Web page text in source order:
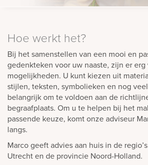
Hoe werkt het?
Bij het samenstellen van een mooi en
gedenkteken voor uw naaste, zijn er erg
mogelijkheden. U kunt kiezen uit
stijlen, teksten, symbolieken en nog
belangrijk om te voldoen aan de
begraafplaats. Om u te helpen bij het
passende keuze, komt onze adviseur
langs.
Marco geeft advies aan huis in de
Utrecht en de provincie Noord-Holland.